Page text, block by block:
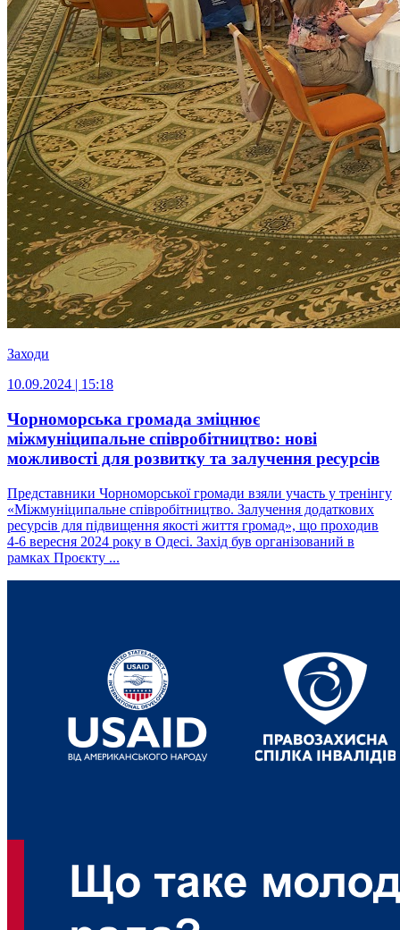
Заходи
10.09.2024 | 15:18
Чорноморська громада зміцнює
міжмуніципальне співробітництво: нові
можливості для розвитку та залучення ресурсів
Представники Чорноморської громади взяли участь у тренінгу
«Міжмуніципальне співробітництво. Залучення додаткових
ресурсів для підвищення якості життя громад», що проходив
4-6 вересня 2024 року в Одесі. Захід був організований в
рамках Проєкту ...